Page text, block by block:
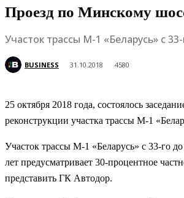
Проезд по Минскому
Участок трассы М-1 «Беларусь» с
BUSINESS 31.10.2018 4580
25 октября 2018 года, состоялось
реконструкции участка трассы М-1
Участок трассы М-1 «Беларусь» с 33-го
лет предусматривает 30-процентное
представить ГК Автодор.